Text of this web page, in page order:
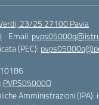
23/25 27100 Pavia
Email:
(PEC):
PVPS05000Q
Amministrazioni